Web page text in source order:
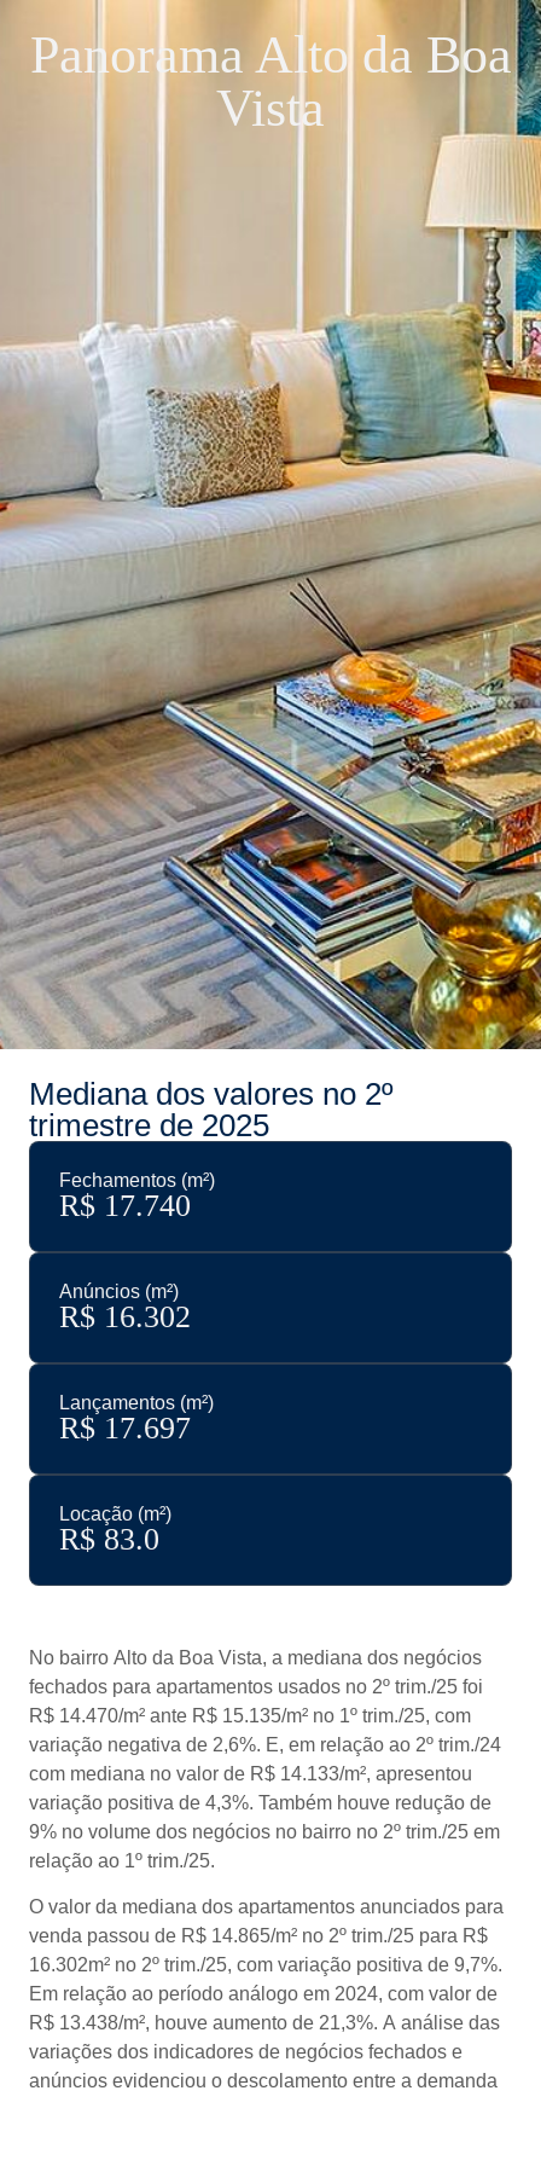
Panorama Alto da Boa
Vista
Mediana dos valores no 2º
trimestre de 2025
Fechamentos (m²)
R$ 17.740
Anúncios (m²)
R$ 16.302
Lançamentos (m²)
R$ 17.697
Locação (m²)
R$ 83.0
No bairro Alto da Boa Vista, a mediana dos negócios
fechados para apartamentos usados no 2º trim./25 foi
R$ 14.470/m² ante R$ 15.135/m² no 1º trim./25, com
variação negativa de 2,6%. E, em relação ao 2º trim./24
com mediana no valor de R$ 14.133/m², apresentou
variação positiva de 4,3%. Também houve redução de
9% no volume dos negócios no bairro no 2º trim./25 em
relação ao 1º trim./25.
O valor da mediana dos apartamentos anunciados para
venda passou de R$ 14.865/m² no 2º trim./25 para R$
16.302m² no 2º trim./25, com variação positiva de 9,7%.
Em relação ao período análogo em 2024, com valor de
R$ 13.438/m², houve aumento de 21,3%. A análise das
variações dos indicadores de negócios fechados e
anúncios evidenciou o descolamento entre a demanda